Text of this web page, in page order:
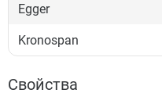
Egger
Kronospan
Свойства